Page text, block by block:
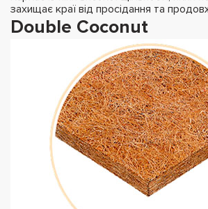
захищає краї від просідання та
Double Coconut